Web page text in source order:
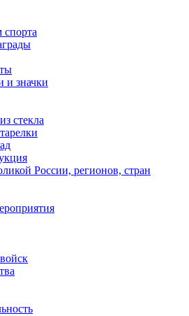
и значки
стекла
России, регионов, стран